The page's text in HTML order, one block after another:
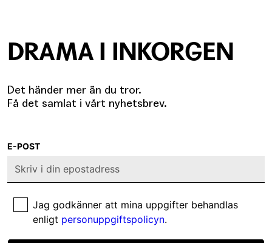
DRAMA I INKORGEN
Det händer mer än du tror.
Få det samlat i vårt nyhetsbrev.
E-POST
Jag godkänner att mina uppgifter behandlas
enligt personuppgiftspolicyn.